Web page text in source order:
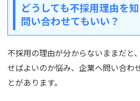
どうしても不採用理由を
問い合わせてもいい？
不採用の理由が分からないままだと
せばよいのか悩み、企業へ問い合わ
とがあります。